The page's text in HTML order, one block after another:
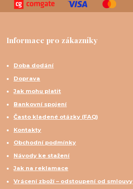
Informace pro zákazníky
Doba dodání
Doprava
Jak mohu platit
Bankovní spojení
Často kladené otázky (FAQ)
Kontakty
Obchodní podmínky
Návody ke stažení
Jak na reklamace
Vrácení zboží – odstoupení od smlouvy